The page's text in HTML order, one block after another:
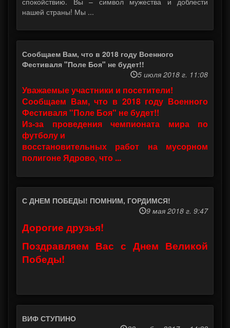
нашей страны! Мы ...
Сообщаем Вам, что в 2018 году Военного
Фестиваля "Поле Боя" не будет!!
5 июля 2018 г. 11:08
Уважаемые участники и посетители!
Сообщаем Вам, что в 2018 году Военного
Фестиваля "Поле Боя" не будет!!
Из-за проведения чемпионата мира по
футболу и
восстановительных работ на мусорном
полигоне Ядрово, что ...
С ДНЕМ ПОБЕДЫ! ПОМНИМ, ГОРДИМСЯ!
9 мая 2018 г. 9:47
Дорогие друзья!
Поздравляем Вас с Днем Великой
Победы!
ВИФ СТУПИНО